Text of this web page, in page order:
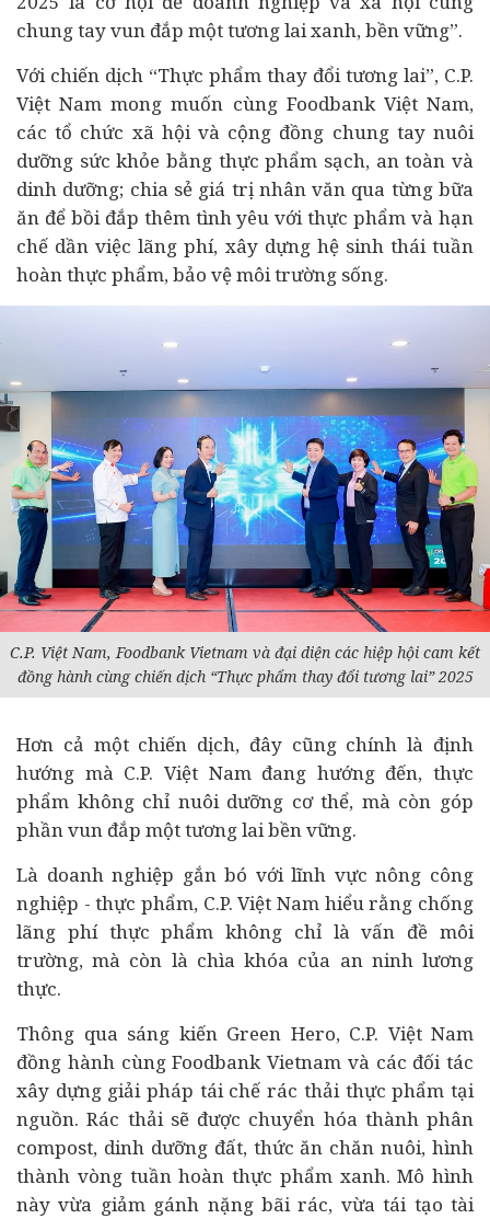
chung tay vun đắp một tương lai xanh, bền vững”.
Với chiến dịch “Thực phẩm thay đổi tương lai”, C.P.
Việt Nam mong muốn cùng Foodbank Việt Nam,
các tổ chức xã hội và cộng đồng chung tay nuôi
dưỡng sức khỏe bằng thực phẩm sạch, an toàn và
dinh dưỡng; chia sẻ giá trị nhân văn qua từng bữa
ăn để bồi đắp thêm tình yêu với thực phẩm và hạn
chế dần việc lãng phí, xây dựng hệ sinh thái tuần
hoàn thực phẩm, bảo vệ môi trường sống.
C.P. Việt Nam, Foodbank Vietnam và đại diện các hiệp hội cam kết
đồng hành cùng chiến dịch “Thực phẩm thay đổi tương lai” 2025
Hơn cả một chiến dịch, đây cũng chính là định
hướng mà C.P. Việt Nam đang hướng đến, thực
phẩm không chỉ nuôi dưỡng cơ thể, mà còn góp
phần vun đắp một tương lai bền vững.
Là doanh nghiệp gắn bó với lĩnh vực nông công
nghiệp - thực phẩm, C.P. Việt Nam hiểu rằng chống
lãng phí thực phẩm không chỉ là vấn đề môi
trường, mà còn là chìa khóa của an ninh lương
thực.
Thông qua sáng kiến Green Hero, C.P. Việt Nam
đồng hành cùng Foodbank Vietnam và các đối tác
xây dựng giải pháp tái chế rác thải thực phẩm tại
nguồn. Rác thải sẽ được chuyển hóa thành phân
compost, dinh dưỡng đất, thức ăn chăn nuôi, hình
thành vòng tuần hoàn thực phẩm xanh. Mô hình
này vừa giảm gánh nặng bãi rác, vừa tái tạo tài